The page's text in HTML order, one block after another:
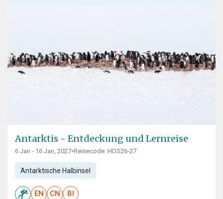
Antarktis - Entdeckung und Lernreise
6 Jan - 16 Jan, 2027•Reisecode: HDS26-27
Antarktische Halbinsel
EN CN BI